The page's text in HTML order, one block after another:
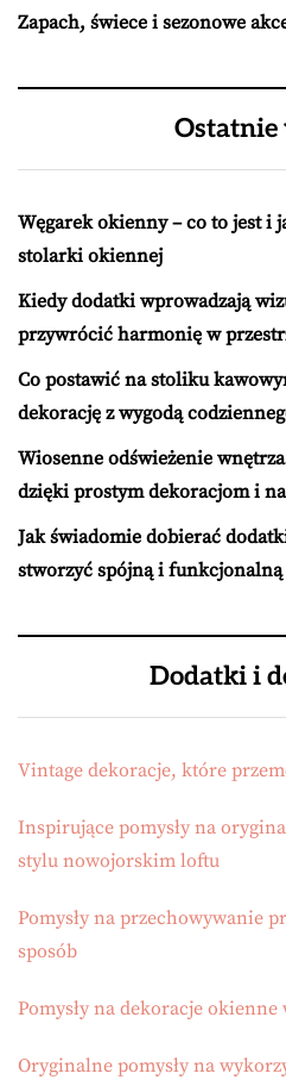
Zapach, świece i sezonowe
Węgarek okienny – co to jest i
stolarki okiennej
Kiedy dodatki wprowadzają
przywrócić harmonię w
Co postawić na stoliku
dekorację z wygodą
Wiosenne odświeżenie
dzięki prostym dekoracjom i
Jak świadomie dobierać
stworzyć spójną i funkcjonalną
Dodatki i
Vintage dekoracje, które
Inspirujące pomysły na
stylu nowojorskim loftu
Pomysły na przechowywanie
sposób
Pomysły na dekoracje
Oryginalne pomysły na